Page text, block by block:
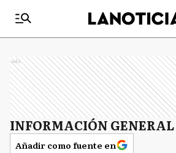
Ads
INFORMACIÓN GENERAL
Añadir como fuente en